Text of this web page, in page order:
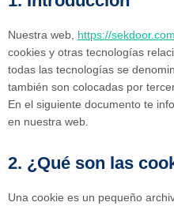
Nuestra web, https://sekdoor.com
cookies y otras tecnologías
todas las tecnologías se
también son colocadas por
En el siguiente documento te
en nuestra web.
2. ¿Qué son las
Una cookie es un pequeño